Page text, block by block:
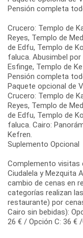
Pensión completa
Crucero: Templo de
Reyes, Templo de
de Edfu, Templo de
faluca. Abusimbel
Esfinge, Templo de
Pensión completa
Paquete opcional de
Crucero: Templo de
Reyes, Templo de
de Edfu, Templo de
faluca. Cairo:
Kefren.
Suplemento Opcional
Complemento visitas
Ciudalela y Mezquita
cambio de cenas en
categorías realizan
restaurante) por
Cairo sin bebidas):
26 € / Opción C: 36 €